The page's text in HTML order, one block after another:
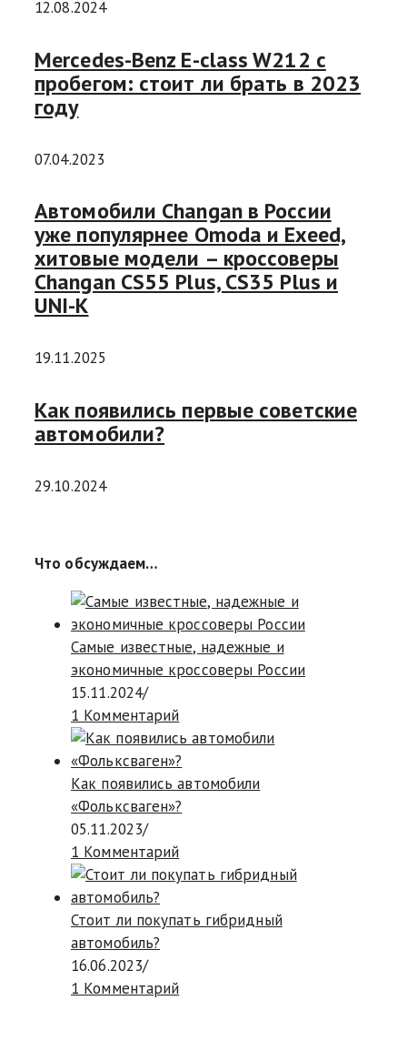
12.08.2024
Mercedes-Benz E-class W212 с
пробегом: стоит ли брать в 2023
году
07.04.2023
Автомобили Changan в России
уже популярнее Omoda и Exeed,
хитовые модели – кроссоверы
Changan CS55 Plus, CS35 Plus и
UNI-K
19.11.2025
Как появились первые советские
автомобили?
29.10.2024
Что обсуждаем…
Самые известные, надежные и
экономичные кроссоверы России
15.11.2024/
1 Комментарий
Как появились автомобили
«Фольксваген»?
05.11.2023/
1 Комментарий
Стоит ли покупать гибридный
автомобиль?
16.06.2023/
1 Комментарий